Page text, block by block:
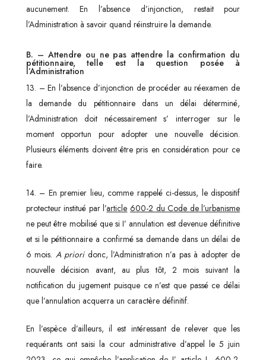
aucunement. En l’absence d’injonction, restait pour
l’Administration à savoir quand réinstruire la demande.
B. – Attendre ou ne pas attendre la confirmation du
pétitionnaire, telle est la question posée à
l’Administration
13. – En l’absence d’injonction de procéder au réexamen de
la demande du pétitionnaire dans un délai déterminé,
l’Administration doit nécessairement s’ interroger sur le
moment opportun pour adopter une nouvelle décision.
Plusieurs éléments doivent être pris en considération pour ce
faire.
14. – En premier lieu, comme rappelé ci-dessus, le dispositif
protecteur institué par l’article 600-2 du Code de l’urbanisme
ne peut être mobilisé que si I’ annulation est devenue définitive
et si le pétitionnaire a confirmé sa demande dans un délai de
6 mois. A priori donc, l’Administration n’a pas à adopter de
nouvelle décision avant, au plus tôt, 2 mois suivant la
notification du jugement puisque ce n’est que passé ce délai
que l’annulation acquerra un caractère définitif.
En l’espèce d’ailleurs, il est intéressant de relever que les
requérants ont saisi la cour administrative d’appel le 5 juin